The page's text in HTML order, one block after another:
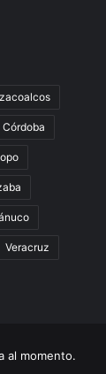
Córdoba
Veracruz
al momento.